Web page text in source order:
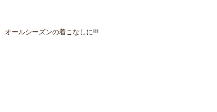
オールシーズンの着こなしに!!!